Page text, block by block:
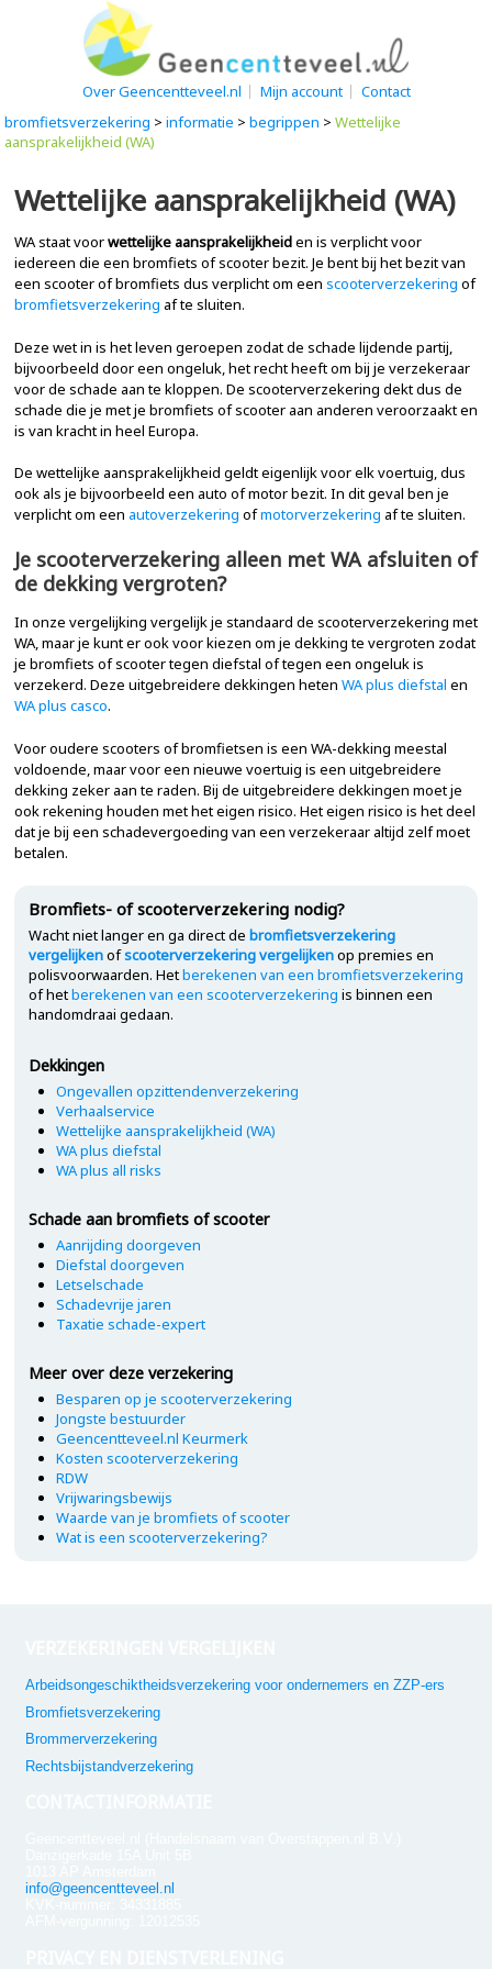
Over Geencentteveel.nl Mijn account
Contact
bromfietsverzekering >informatie >begrippen >Wettelijke
aansprakelijkheid (WA)
Wettelijke aansprakelijkheid (WA)
WA staat voorwettelijke aansprakelijkheiden is verplicht voor
iedereen die een bromfiets of scooter bezit. Je bent bij het bezit van
een scooter of bromfiets dus verplicht om een scooterverzekering of
bromfietsverzekering af te sluiten.
Deze wet in is het leven geroepen zodat de schade lijdende partij,
bijvoorbeeld door een ongeluk, het recht heeft om bij je verzekeraar
voor de schade aan te kloppen. De scooterverzekering dekt dus de
schade die je met je bromfiets of scooter aan anderen veroorzaakt en
is van kracht in heel Europa.
De wettelijke aansprakelijkheid geldt eigenlijk voor elk voertuig, dus
ook als je bijvoorbeeld een auto of motor bezit. In dit geval ben je
verplicht om een autoverzekering ofmotorverzekering af te sluiten.
Je scooterverzekering alleen met WA afsluiten of
de dekking vergroten?
In onze vergelijking vergelijk je standaard de scooterverzekering met
WA, maar je kunt er ook voor kiezen om je dekking te vergroten zodat
je bromfiets of scooter tegen diefstal of tegen een ongeluk is
verzekerd. Deze uitgebreidere dekkingen heten WA plus diefstal en
WA plus casco.
Voor oudere scooters of bromfietsen is een WA-dekking meestal
voldoende, maar voor een nieuwe voertuig is een uitgebreidere
dekking zeker aan te raden. Bij de uitgebreidere dekkingen moet je
ook rekening houden met het eigen risico. Het eigen risico is het deel
dat je bij een schadevergoeding van een verzekeraar altijd zelf moet
betalen.
Bromfiets- of scooterverzekering nodig?
Wacht niet langer en ga direct de bromfietsverzekering
vergelijkenofscooterverzekering vergelijkenop premies en
polisvoorwaarden. Hetberekenen van een bromfietsverzekering
of hetberekenen van een scooterverzekering is binnen een
handomdraai gedaan.
Dekkingen
Ongevallen opzittendenverzekering
Verhaalservice
Wettelijke aansprakelijkheid (WA)
WA plus diefstal
WA plus all risks
Schade aan bromfiets of scooter
Aanrijding doorgeven
Diefstal doorgeven
Letselschade
Schadevrije jaren
Taxatie schade-expert
Meer over deze verzekering
Besparen op je scooterverzekering
Jongste bestuurder
Geencentteveel.nl Keurmerk
Kosten scooterverzekering
RDW
Vrijwaringsbewijs
Waarde van je bromfiets of scooter
Wat is een scooterverzekering?
Arbeidsongeschiktheidsverzekering voor ondernemers en ZZP-ers
Bromfietsverzekering
Brommerverzekering
Rechtsbijstandverzekering
info@geencentteveel.nl